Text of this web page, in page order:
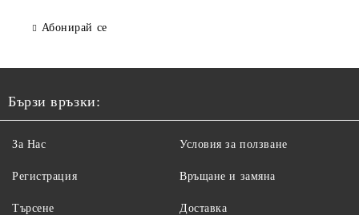
Абонирай се
Бързи връзки:
За Нас
Регистрация
Търсене
Условия за ползване
Връщане и замяна
Доставка